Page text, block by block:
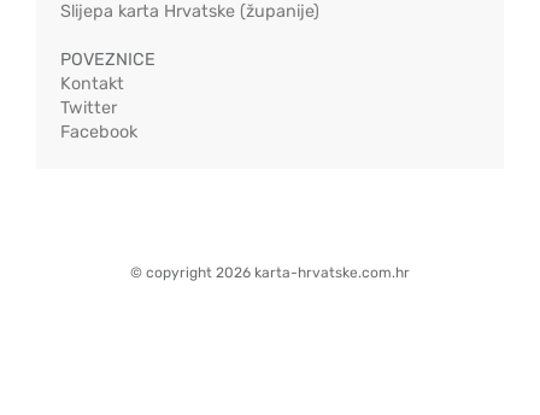
Slijepa karta Hrvatske (županije)
POVEZNICE
Kontakt
Twitter
Facebook
© copyright 2026 karta-hrvatske.com.hr